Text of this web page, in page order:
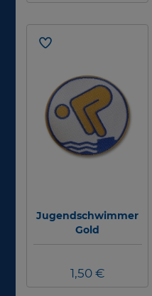
Jugendschwimmer
Gold
1,50 €